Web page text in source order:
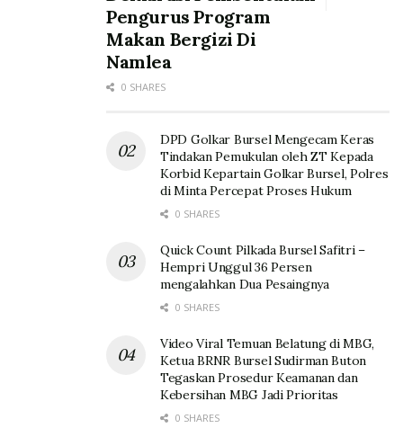
Pengurus Program
Makan Bergizi Di
Namlea
0 SHARES
DPD Golkar Bursel Mengecam Keras
Tindakan Pemukulan oleh ZT Kepada
Korbid Kepartain Golkar Bursel, Polres
di Minta Percepat Proses Hukum
0 SHARES
Quick Count Pilkada Bursel Safitri –
Hempri Unggul 36 Persen
mengalahkan Dua Pesaingnya
0 SHARES
Video Viral Temuan Belatung di MBG,
Ketua BRNR Bursel Sudirman Buton
Tegaskan Prosedur Keamanan dan
Kebersihan MBG Jadi Prioritas
0 SHARES